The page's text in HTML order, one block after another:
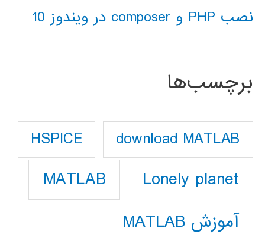
نصب PHP و composer در ویندوز 10
برچسب‌ها
download MATLAB
HSPICE
Lonely planet
MATLAB
آموزش MATLAB